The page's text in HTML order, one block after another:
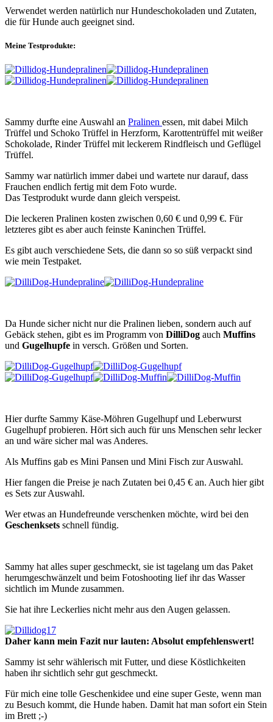
Verwendet werden natürlich nur Hundeschokoladen und Zutaten,
die für Hunde auch geeignet sind.
Meine Testprodukte:
Sammy durfte eine Auswahl an Pralinen essen, mit dabei Milch
Trüffel und Schoko Trüffel in Herzform, Karottentrüffel mit weißer
Schokolade, Rinder Trüffel mit leckerem Rindfleisch und Geflügel
Trüffel.
Sammy war natürlich immer dabei und wartete nur darauf, dass
Frauchen endlich fertig mit dem Foto wurde.
Das Testprodukt wurde dann gleich verspeist.
Die leckeren Pralinen kosten zwischen 0,60 € und 0,99 €. Für
letzteres gibt es aber auch feinste Kaninchen Trüffel.
Es gibt auch verschiedene Sets, die dann so so süß verpackt sind
wie mein Testpaket.
Da Hunde sicher nicht nur die Pralinen lieben, sondern auch auf
Gebäck stehen, gibt es im Programm von DilliDog auch Muffins
und Gugelhupfe in versch. Größen und Sorten.
Hier durfte Sammy Käse-Möhren Gugelhupf und Leberwurst
Gugelhupf probieren. Hört sich auch für uns Menschen sehr lecker
an und wäre sicher mal was Anderes.
Als Muffins gab es Mini Pansen und Mini Fisch zur Auswahl.
Hier fangen die Preise je nach Zutaten bei 0,45 € an. Auch hier gibt
es Sets zur Auswahl.
Wer etwas an Hundefreunde verschenken möchte, wird bei den
Geschenksets schnell fündig.
Sammy hat alles super geschmeckt, sie ist tagelang um das Paket
herumgeschwänzelt und beim Fotoshooting lief ihr das Wasser
sichtlich im Munde zusammen.
Sie hat ihre Leckerlies nicht mehr aus den Augen gelassen.
Daher kann mein Fazit nur lauten: Absolut empfehlenswert!
Sammy ist sehr wählerisch mit Futter, und diese Köstlichkeiten
haben ihr sichtlich sehr gut geschmeckt.
Für mich eine tolle Geschenkidee und eine super Geste, wenn man
zu Besuch kommt, die Hunde haben. Damit hat man sofort ein Stein
im Brett ;-)